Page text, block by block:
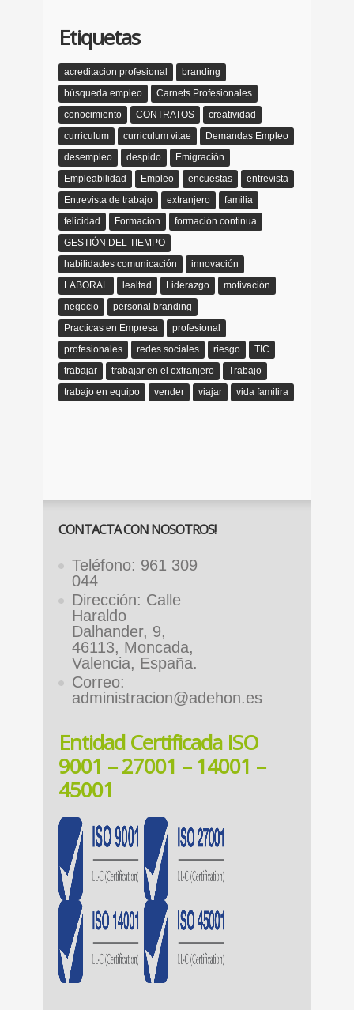
Etiquetas
acreditacion profesional
branding
búsqueda empleo
Carnets Profesionales
conocimiento
CONTRATOS
creatividad
curriculum
curriculum vitae
Demandas Empleo
desempleo
despido
Emigración
Empleabilidad
Empleo encuestas
entrevista
Entrevista de trabajo
extranjero
familia
felicidad
Formacion
formación continua
GESTIÓN DEL TIEMPO
habilidades comunicación
innovación
LABORAL
lealtad Liderazgo
motivación
negocio
personal branding
Practicas en Empresa
profesional
profesionales
redes sociales riesgo
TIC
trabajar
trabajar en el extranjero
Trabajo
trabajo en equipo
vender viajar vida familira
CONTACTA CON NOSOTROS!
Teléfono: 961 309
044
Dirección: Calle
Haraldo
Dalhander, 9,
46113, Moncada,
Valencia, España.
Correo:
administracion@adehon.es
Entidad Certificada ISO
9001 – 27001 – 14001 –
45001